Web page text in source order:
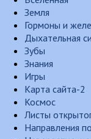
Земля
Гормоны и
Дыхательная
Зубы
Знания
Игры
Карта сайта-2
Космос
Листы
Направления